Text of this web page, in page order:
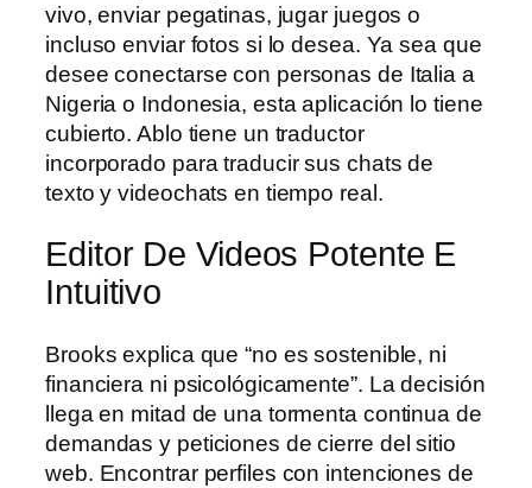
vivo, enviar pegatinas, jugar juegos o
incluso enviar fotos si lo desea. Ya sea que
desee conectarse con personas de Italia a
Nigeria o Indonesia, esta aplicación lo tiene
cubierto. Ablo tiene un traductor
incorporado para traducir sus chats de
texto y videochats en tiempo real.
Editor De Videos Potente E
Intuitivo
Brooks explica que “no es sostenible, ni
financiera ni psicológicamente”. La decisión
llega en mitad de una tormenta continua de
demandas y peticiones de cierre del sitio
web. Encontrar perfiles con intenciones de